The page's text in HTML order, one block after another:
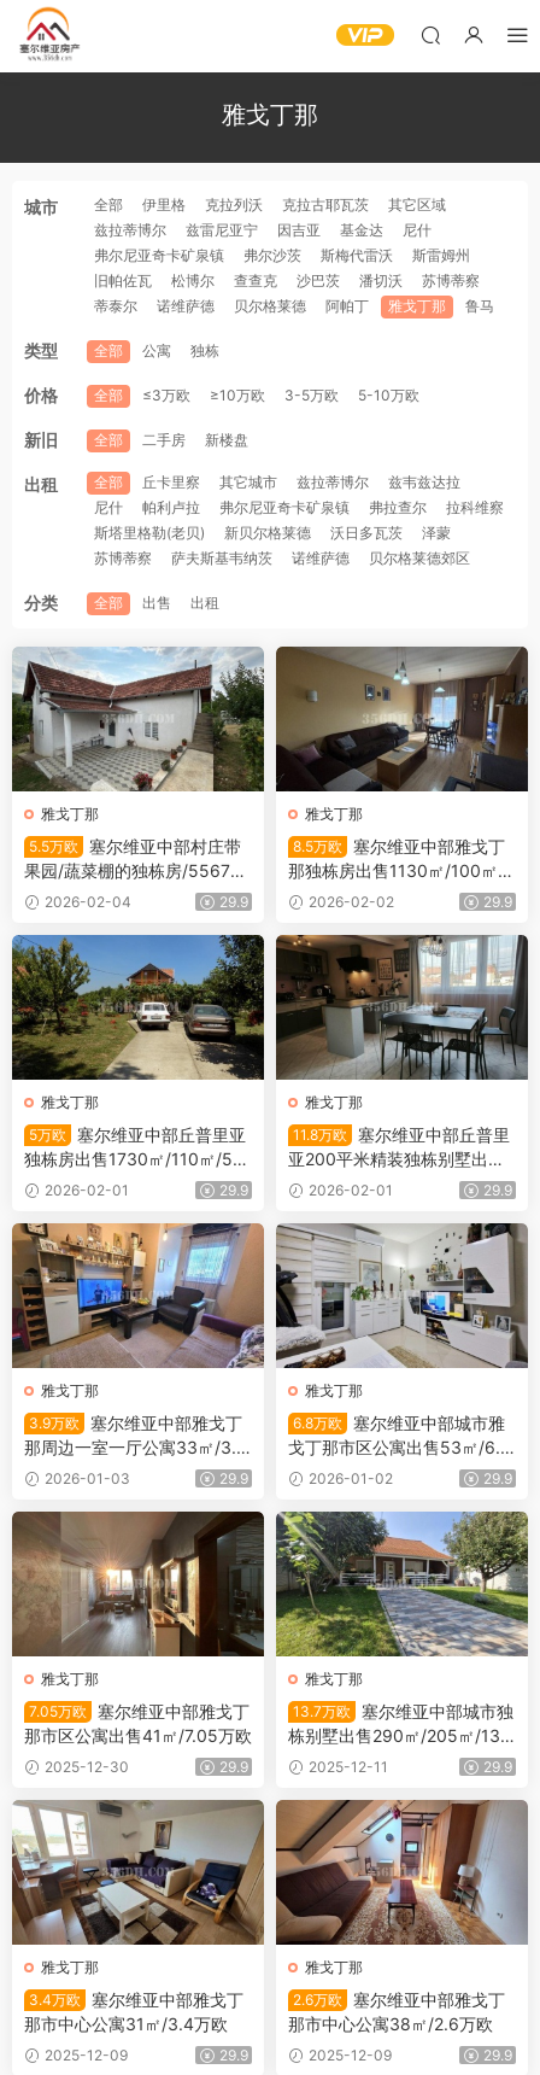
雅戈丁那
城市 全部 伊里格 克拉列沃 克拉古耶瓦茨
其它区域
兹拉蒂博尔
兹雷尼亚宁 因吉亚 基金达
尼什
弗尔尼亚奇卡矿泉镇
弗尔沙茨 斯梅代雷沃
斯雷姆州
旧帕佐瓦
松博尔 查查克 沙巴茨 潘切沃
苏博蒂察
蒂泰尔
诺维萨德 贝尔格莱德 阿帕丁 雅戈丁那 鲁马
类型 全部 公寓 独栋
价格 全部 ≤3万欧 ≥10万欧 3-5万欧 5-10万欧
新旧 全部 二手房 新楼盘
出租 全部 丘卡里察 其它城市 兹拉蒂博尔
兹韦兹达拉
尼什
帕利卢拉 弗尔尼亚奇卡矿泉镇 弗拉查尔
拉科维察
斯塔里格勒(老贝)
新贝尔格莱德 沃日多瓦茨
泽蒙
苏博蒂察
萨夫斯基韦纳茨 诺维萨德 贝尔格莱德郊区
分类 全部 出售 出租
雅戈丁那
5.5万欧
塞尔维亚中部村庄带
果园/蔬菜棚的独栋房/5567
㎡/120㎡/5.5万欧
2026-02-04 29.9
雅戈丁那
8.5万欧
塞尔维亚中部雅戈丁
那独栋房出售1130㎡/100㎡/
8.5万欧
2026-02-02 29.9
雅戈丁那
5万欧
塞尔维亚中部丘普里亚
独栋房出售1730㎡/110㎡/5万
欧 2026-02-01 29.9
雅戈丁那
11.8万欧
塞尔维亚中部丘普里
亚200平米精装独栋别墅出售4
20㎡/200㎡/11.8万欧
2026-02-01 29.9
雅戈丁那
3.9万欧
塞尔维亚中部雅戈丁
那周边一室一厅公寓33㎡/3.9
万欧2026-01-03 29.9
雅戈丁那
6.8万欧
塞尔维亚中部城市雅
戈丁那市区公寓出售53㎡/6.8
万欧2026-01-02 29.9
雅戈丁那
7.05万欧
塞尔维亚中部雅戈丁
那市区公寓出售41㎡/7.05万欧
2025-12-30 29.9
雅戈丁那
13.7万欧
塞尔维亚中部城市独
栋别墅出售290㎡/205㎡/13.7
万欧2025-12-11 29.9
雅戈丁那
3.4万欧
塞尔维亚中部雅戈丁
那市中心公寓31㎡/3.4万欧
2025-12-09 29.9
雅戈丁那
2.6万欧
塞尔维亚中部雅戈丁
那市中心公寓38㎡/2.6万欧
2025-12-09 29.9